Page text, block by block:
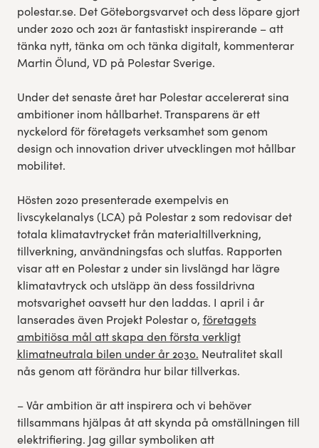
polestar.se. Det Göteborgsvarvet och dess löpare gjort
under 2020 och 2021 är fantastiskt inspirerande – att
tänka nytt, tänka om och tänka digitalt, kommenterar
Martin Ölund, VD på Polestar Sverige.
Under det senaste året har Polestar accelererat sina
ambitioner inom hållbarhet. Transparens är ett
nyckelord för företagets verksamhet som genom
design och innovation driver utvecklingen mot hållbar
mobilitet.
Hösten 2020 presenterade exempelvis en
livscykelanalys (LCA) på Polestar 2 som redovisar det
totala klimatavtrycket från materialtillverkning,
tillverkning, användningsfas och slutfas. Rapporten
visar att en Polestar 2 under sin livslängd har lägre
klimatavtryck och utsläpp än dess fossildrivna
motsvarighet oavsett hur den laddas. I april i år
lanserades även Projekt Polestar 0, företagets
ambitiösa mål att skapa den första verkligt
klimatneutrala bilen under år 2030. Neutralitet skall
nås genom att förändra hur bilar tillverkas.
– Vår ambition är att inspirera och vi behöver
tillsammans hjälpas åt att skynda på omställningen till
elektrifiering. Jag gillar symboliken att